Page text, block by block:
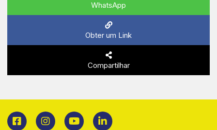
WhatsApp
Obter um Link
Compartilhar